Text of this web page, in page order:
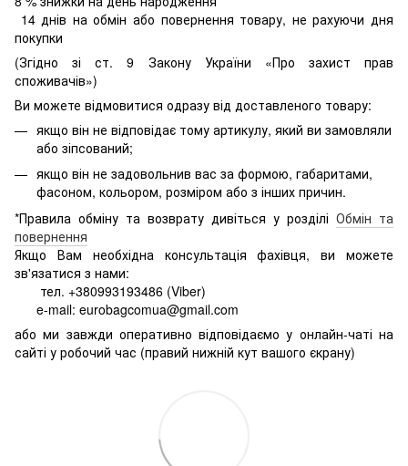
14 днів на обмін або повернення товару, не рахуючи дня
покупки
(Згідно зі ст. 9 Закону України «Про захист прав
споживачів»)
Ви можете відмовитися одразу від доставленого товару:
якщо він не відповідає тому артикулу, який ви замовляли
або зіпсований;
якщо він не задовольнив вас за формою, габаритами,
фасоном, кольором, розміром або з інших причин.
*Правила обміну та возврату дивіться у розділі Обмін та
повернення
Якщо Вам необхідна консультація фахівця, ви можете
зв'язатися з нами:
тел. +380993193486 (Viber)
e-mail: eurobagcomua@gmail.com
або ми завжди оперативно відповідаємо у онлайн-чаті на
сайті у робочий час (правий нижній кут вашого єкрану)